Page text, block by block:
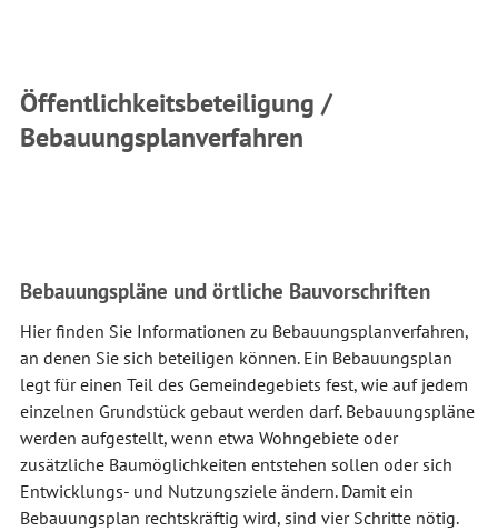
Öffentlichkeitsbeteiligung /
Bebauungsplanverfahren
Bebauungspläne und örtliche Bauvorschriften
Hier finden Sie Informationen zu Bebauungsplanverfahren,
an denen Sie sich beteiligen können. Ein Bebauungsplan
legt für einen Teil des Gemeindegebiets fest, wie auf jedem
einzelnen Grundstück gebaut werden darf. Bebauungspläne
werden aufgestellt, wenn etwa Wohngebiete oder
zusätzliche Baumöglichkeiten entstehen sollen oder sich
Entwicklungs- und Nutzungsziele ändern. Damit ein
Bebauungsplan rechtskräftig wird, sind vier Schritte nötig.